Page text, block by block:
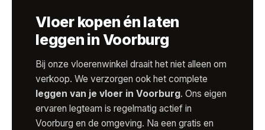
Vloer kopen én laten
leggen in Voorburg
Bij onze vloerenwinkel draait het niet alleen om
verkoop. We verzorgen ook het complete
leggen van je vloer in Voorburg. Ons eigen
ervaren legteam is regelmatig actief in
Voorburg en de omgeving. Na een gratis en